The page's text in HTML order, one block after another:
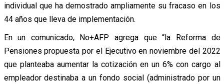
individual que ha demostrado ampliamente su fracaso en los
44 años que lleva de implementación.
En un comunicado, No+AFP agrega que “la Reforma de
Pensiones propuesta por el Ejecutivo en noviembre del 2022
que planteaba aumentar la cotización en un 6% con cargo al
empleador destinaba a un fondo social (administrado por un